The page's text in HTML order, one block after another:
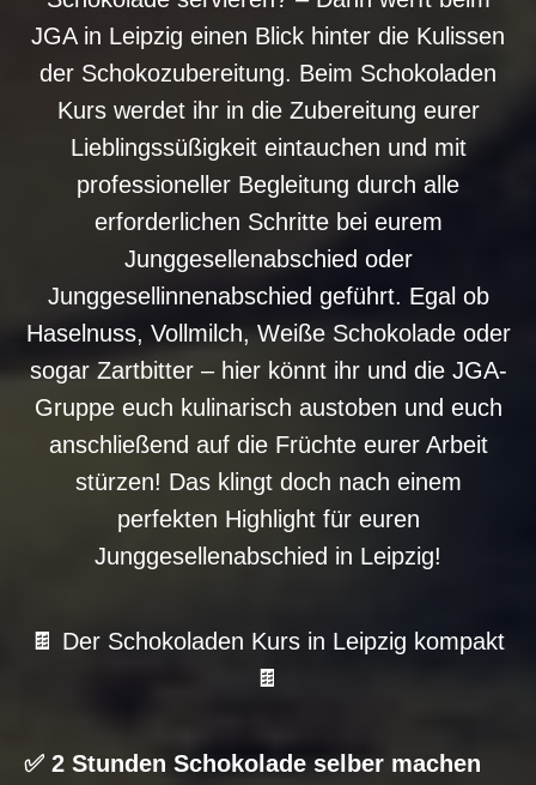
JGA in Leipzig einen Blick hinter die Kulissen
der Schokozubereitung. Beim Schokoladen
Kurs werdet ihr in die Zubereitung eurer
Lieblingssüßigkeit eintauchen und mit
professioneller Begleitung durch alle
erforderlichen Schritte bei eurem
Junggesellenabschied oder
Junggesellinnenabschied geführt. Egal ob
Haselnuss, Vollmilch, Weiße Schokolade oder
sogar Zartbitter – hier könnt ihr und die JGA-
Gruppe euch kulinarisch austoben und euch
anschließend auf die Früchte eurer Arbeit
stürzen! Das klingt doch nach einem
perfekten Highlight für euren
Junggesellenabschied in Leipzig!
🍫 Der Schokoladen Kurs in Leipzig kompakt
🍫
✅ 2 Stunden Schokolade selber machen